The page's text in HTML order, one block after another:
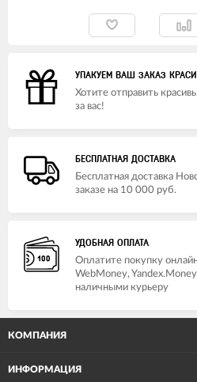
УПАКУЕМ ВАШ ЗАКАЗ
Хотите отправить
за вас!
БЕСПЛАТНАЯ ДОСТАВКА
Бесплатная доставка
заказе на 10 000 руб.
УДОБНАЯ ОПЛАТА
Оплатите покупку
WebMoney,
наличными курьеру
КОМПАНИЯ
ИНФОРМАЦИЯ